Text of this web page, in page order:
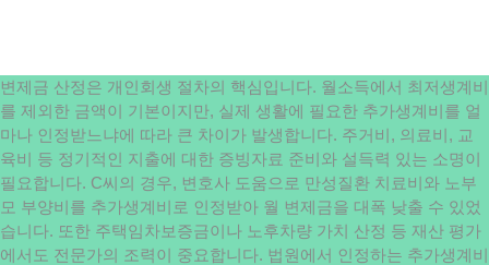
변제금 산정은 개인회생 절차의 핵심입니다. 월소득에서 최저생계비
를 제외한 금액이 기본이지만, 실제 생활에 필요한 추가생계비를 얼
마나 인정받느냐에 따라 큰 차이가 발생합니다. 주거비, 의료비, 교
육비 등 정기적인 지출에 대한 증빙자료 준비와 설득력 있는 소명이
필요합니다. C씨의 경우, 변호사 도움으로 만성질환 치료비와 노부
모 부양비를 추가생계비로 인정받아 월 변제금을 대폭 낮출 수 있었
습니다. 또한 주택임차보증금이나 노후차량 가치 산정 등 재산 평가
에서도 전문가의 조력이 중요합니다. 법원에서 인정하는 추가생계비